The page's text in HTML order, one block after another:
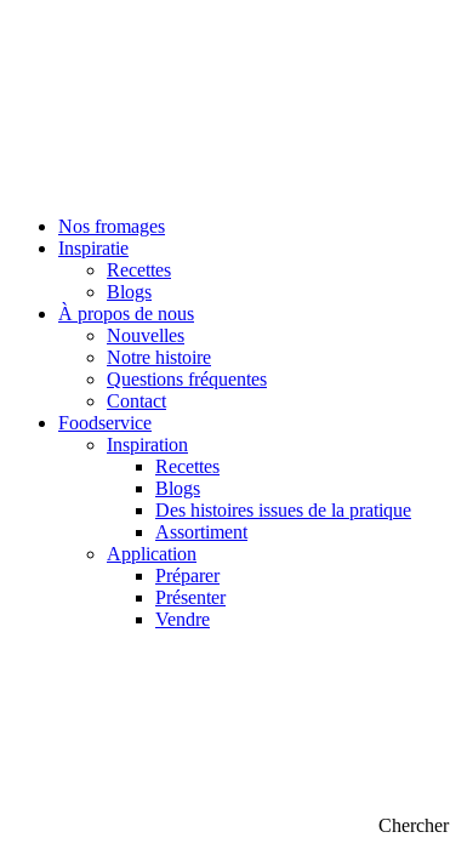
Nos fromages
Inspiratie
Recettes
Blogs
À propos de nous
Nouvelles
Notre histoire
Questions fréquentes
Contact
Foodservice
Inspiration
Recettes
Blogs
Des histoires issues de la pratique
Assortiment
Application
Préparer
Présenter
Vendre
Chercher